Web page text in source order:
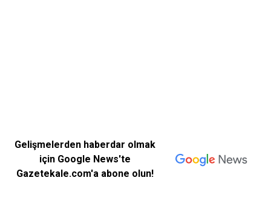
Gelişmelerden haberdar olmak
için Google News'te
Gazetekale.com'a abone olun!